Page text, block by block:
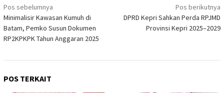
Navigasi
pos
Pos sebelumnya
Minimalisir Kawasan Kumuh di
Batam, Pemko Susun Dokumen
RP2KPKPK Tahun Anggaran 2025
Pos berikutnya
DPRD Kepri Sahkan Perda RPJMD
Provinsi Kepri 2025–2029
POS TERKAIT